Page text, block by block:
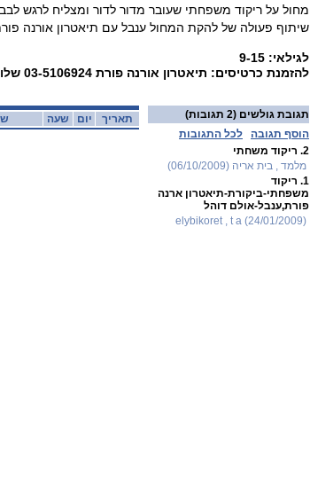
מחול על ריקוד משפחתי שעובר מדור לדור ומצליח לרגש
שיתוף פעולה של להקת המחול ענבל עם תיאטרון אורנה פורת
לגילאי: 9-15
להזמנת כרטיסים: תיאטרון אורנה פורת 03-5106924 שלוחה: 9
שעה יום תאריך תגובת גולשים (2 תגובות)
הוסף תגובה
לכל התגובות
2. ריקוד משחתי
מלמד , בית אריה (06/10/2009)
1. ריקוד
משפחתי-ביקורת-תיאטרון ארנה
פורת,ענבל-אולם דוהל
elybikoret , t a (24/01/2009)